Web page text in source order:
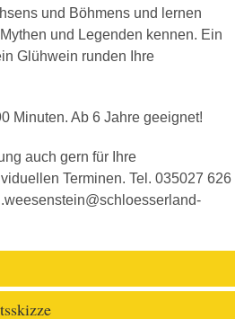
und Böhmens und lernen
und Legenden kennen. Ein
Glühwein runden Ihre
Minuten. Ab 6 Jahre geeignet!
auch gern für Ihre
Terminen. Tel. 035027 626